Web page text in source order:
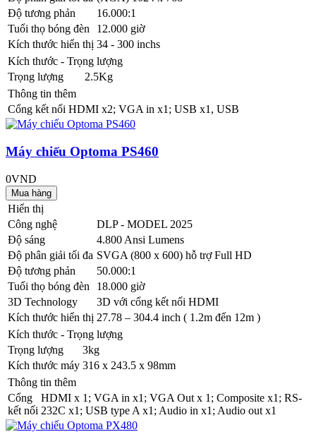
Độ tương phản
16.000:1
Tuổi thọ bóng đèn
12.000 giờ
Kích thước hiển thị 34 - 300 inchs
Kích thước - Trọng lượng
Trọng lượng
2.5Kg
Thông tin thêm
Cổng kết nối HDMI x2; VGA in x1; USB x1, USB
Máy chiếu Optoma PS460
0VND
Hiển thị
Công nghệ
DLP - MODEL 2025
Độ sáng
4.800 Ansi Lumens
Độ phân giải tối đa SVGA (800 x 600) hỗ trợ Full HD
Độ tương phản
50.000:1
Tuổi thọ bóng đèn
18.000 giờ
3D Technology
3D với cổng kết nối HDMI
Kích thước hiển thị 27.78 – 304.4 inch ( 1.2m đến 12m )
Kích thước - Trọng lượng
Trọng lượng
3kg
Kích thước máy 316 x 243.5 x 98mm
Thông tin thêm
Cổng
kết nối
HDMI x 1; VGA in x1; VGA Out x 1; Composite x1; RS-
232C x1; USB type A x1; Audio in x1; Audio out x1